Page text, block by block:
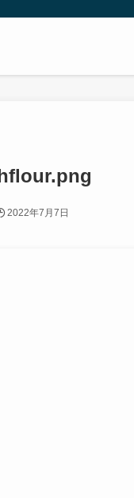
2022年7月7日